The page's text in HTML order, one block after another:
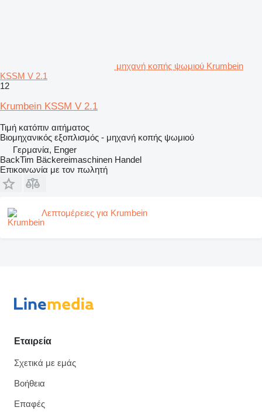
μηχανή κοπής ψωμιού Krumbein
KSSM V 2.1
12
Krumbein KSSM V 2.1
Τιμή κατόπιν αιτήματος
Βιομηχανικός εξοπλισμός - μηχανή κοπής ψωμιού
Γερμανία, Enger
BackTim Bäckereimaschinen Handel
Επικοινωνία με τον πωλητή
Λεπτομέρειες για Krumbein
Εταιρεία
Σχετικά με εμάς
Βοήθεια
Επαφές